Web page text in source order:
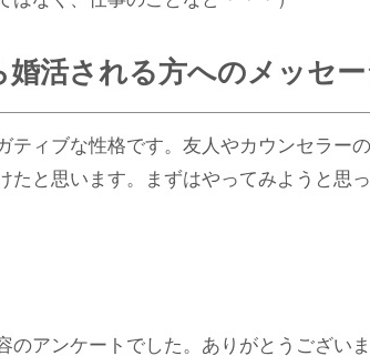
活される方へのメッセー
ティブな性格です。友人やカウンセラー
たと思います。まずはやってみようと思
のアンケートでした。ありがとうございま